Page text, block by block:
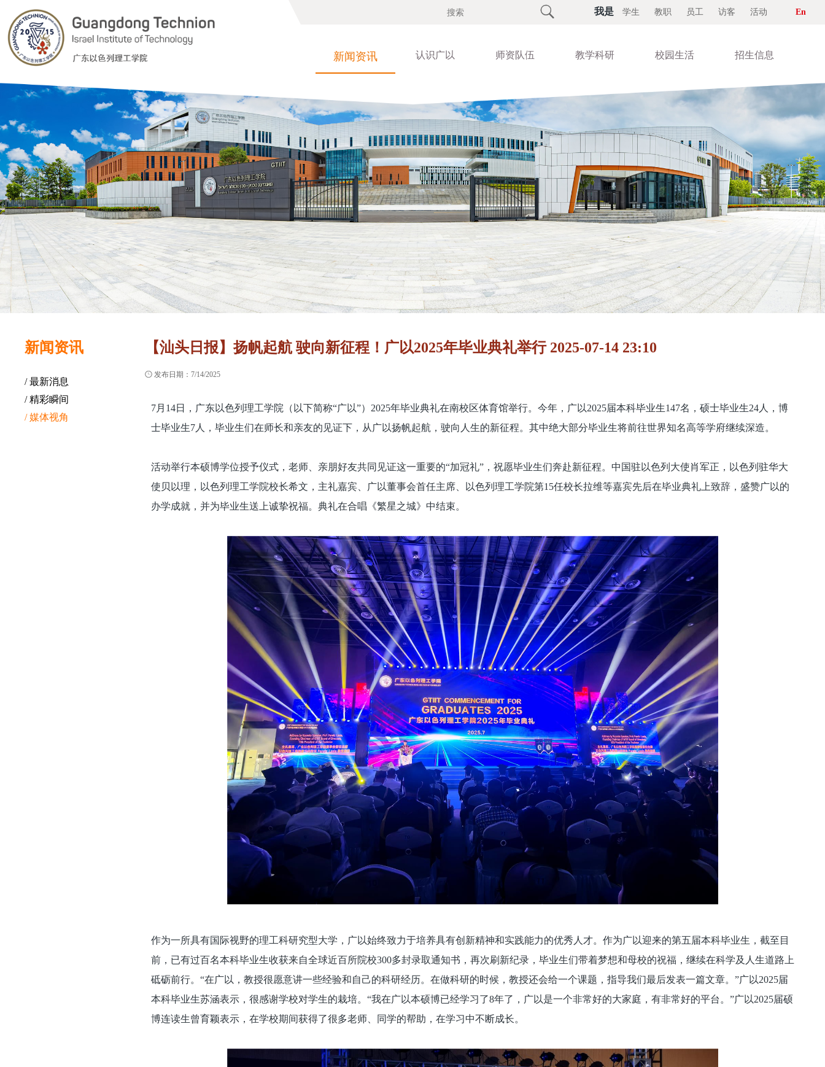
我是 学生 教职 员工 访客 活动 En

新闻资讯 认识广以 师资队伍 教学科研 校园生活 招生信息
新闻资讯
/ 最新消息
/ 精彩瞬间
/ 媒体视角
【汕头日报】扬帆起航 驶向新征程！广以2025年毕业典礼举行 2025-07-14 23:10
发布日期：7/14/2025
7月14日，广东以色列理工学院（以下简称“广以”）2025年毕业典礼在南校区体育馆举行。今年，广以2025届本科毕业生147名，硕士毕业生24人，博
士毕业生7人，毕业生们在师长和亲友的见证下，从广以扬帆起航，驶向人生的新征程。其中绝大部分毕业生将前往世界知名高等学府继续深造。
活动举行本硕博学位授予仪式，老师、亲朋好友共同见证这一重要的“加冠礼”，祝愿毕业生们奔赴新征程。中国驻以色列大使肖军正，以色列驻华大
使贝以理，以色列理工学院校长希文，主礼嘉宾、广以董事会首任主席、以色列理工学院第15任校长拉维等嘉宾先后在毕业典礼上致辞，盛赞广以的
办学成就，并为毕业生送上诚挚祝福。典礼在合唱《繁星之城》中结束。
作为一所具有国际视野的理工科研究型大学，广以始终致力于培养具有创新精神和实践能力的优秀人才。作为广以迎来的第五届本科毕业生，截至目
前，已有过百名本科毕业生收获来自全球近百所院校300多封录取通知书，再次刷新纪录，毕业生们带着梦想和母校的祝福，继续在科学及人生道路上
砥砺前行。“在广以，教授很愿意讲一些经验和自己的科研经历。在做科研的时候，教授还会给一个课题，指导我们最后发表一篇文章。”广以2025届
本科毕业生苏涵表示，很感谢学校对学生的栽培。“我在广以本硕博已经学习了8年了，广以是一个非常好的大家庭，有非常好的平台。”广以2025届硕
博连读生曾育颖表示，在学校期间获得了很多老师、同学的帮助，在学习中不断成长。